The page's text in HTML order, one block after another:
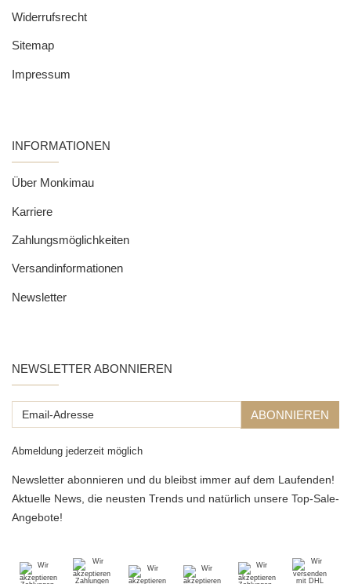
Widerrufsrecht
Sitemap
Impressum
INFORMATIONEN
Über Monkimau
Karriere
Zahlungsmöglichkeiten
Versandinformationen
Newsletter
NEWSLETTER ABONNIEREN
Email-
ABONNIEREN
Abmeldung jederzeit möglich
Newsletter abonnieren und du bleibst immer auf dem Laufenden!
Aktuelle News, die neusten Trends und natürlich unsere Top-Sale-
Angebote!